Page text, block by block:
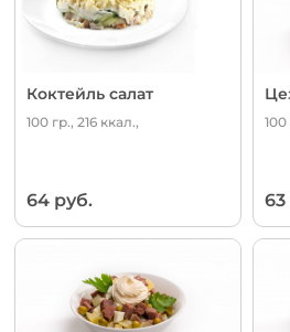
Коктейль салат
100 гр., 216 ккал.,
64 руб.
100
63